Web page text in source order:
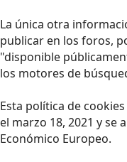
La única otra
publicar en los foros,
"disponible
los motores de
Esta política de
el marzo 18, 2021 y se
Económico Europeo.